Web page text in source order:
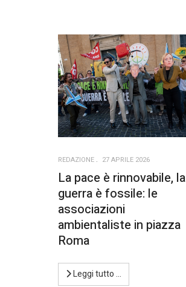
REDAZIONE 27 APRILE 2026
La pace è rinnovabile, la
guerra è fossile: le
associazioni
ambientaliste in piazza
Roma
Leggi tutto …